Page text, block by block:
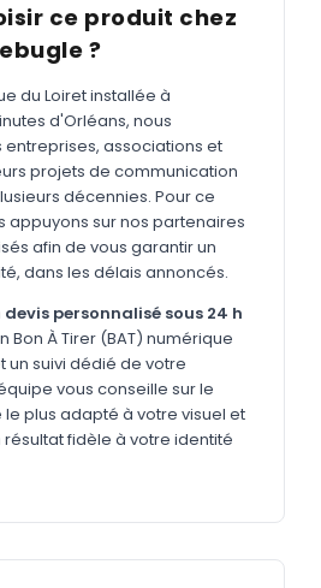
ce produit chez
?
du Loiret installée à
d'Orléans, nous
associations et
projets de communication
décennies. Pour ce
appuyons sur nos partenaires
afin de vous garantir un
dans les délais annoncés.
devis personnalisé sous 24 h
Bon À Tirer (BAT) numérique
un suivi dédié de votre
vous conseille sur le
plus adapté à votre visuel et
fidèle à votre identité